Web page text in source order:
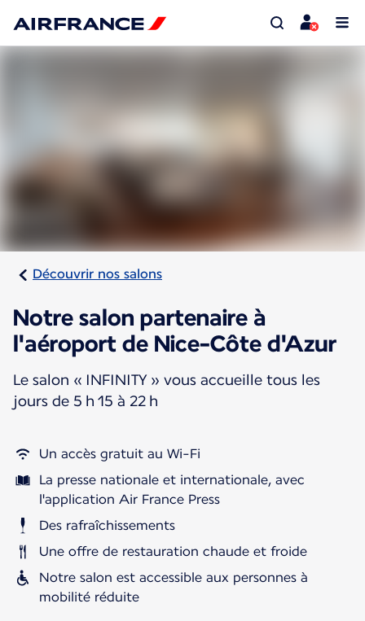
Découvrir nos salons
Notre salon partenaire à
l'aéroport de Nice-Côte d'Azur
Le salon « INFINITY » vous accueille tous les
jours de 5 h 15 à 22 h
Un accès gratuit au Wi-Fi
La presse nationale et internationale, avec
l'application Air France Press
Des rafraîchissements
Une offre de restauration chaude et froide
Notre salon est accessible aux personnes à
mobilité réduite